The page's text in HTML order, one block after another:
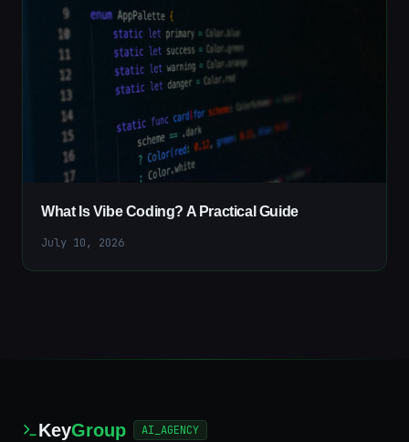
What Is Vibe Coding? A Practical Guide
July 10, 2026
KeyGroup AI_AGENCY